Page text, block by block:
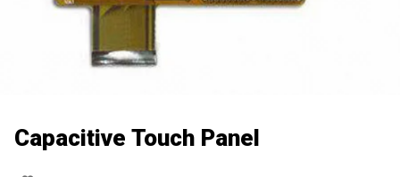
Capacitive Touch Panel